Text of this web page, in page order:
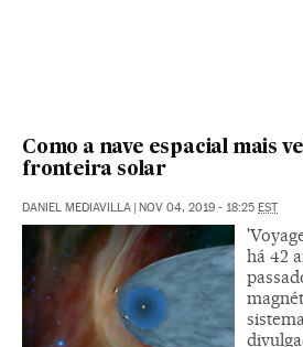
Como a nave espacial mais
fronteira solar
DANIEL MEDIAVILLA | NOV 04, 2019 - 18:25 EST
há 42